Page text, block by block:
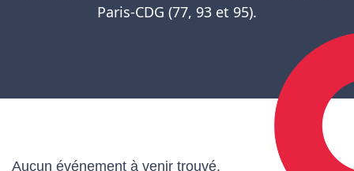
Paris-CDG (77, 93 et 95).
Aucun événement à venir trouvé.